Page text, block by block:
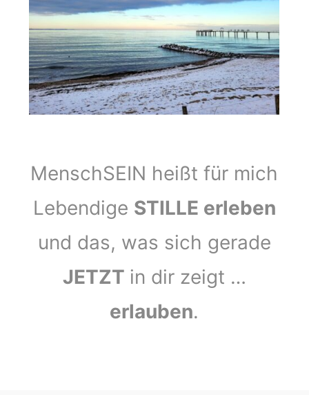
MenschSEIN heißt für mich
Lebendige STILLE erleben
und das, was sich gerade
JETZT in dir zeigt …
erlauben.